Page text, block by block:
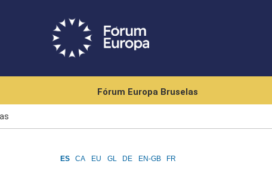
Fórum Europa Bruselas
ES CA EU GL DE EN-GB FR